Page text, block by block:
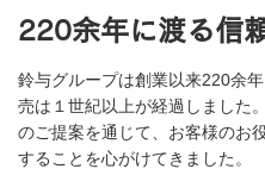
220余年に渡る信
鈴与グループは創業以来220余
売は１世紀以上が経過しました
のご提案を通じて、お客様のお
することを心がけてきました。